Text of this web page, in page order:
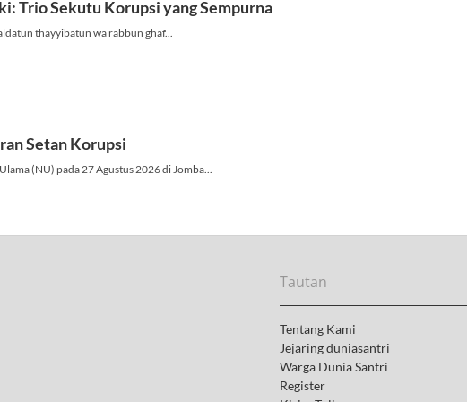
Tautan
Tentang Kami
Jejaring duniasantri
Warga Dunia Santri
Register